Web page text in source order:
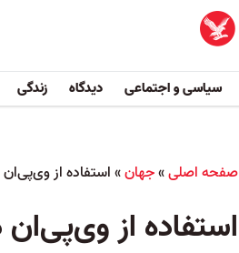
سیاسی و اجتماعی دیدگاه زندگی
صفحه اصلی»جهان»استفاده از
استفاده از